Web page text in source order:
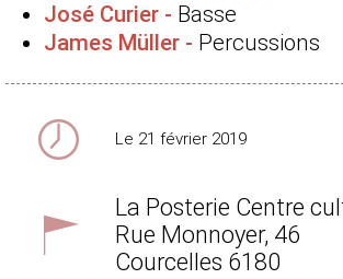
José Curier - Basse
James Müller - Percussions
Le 21 février 2019
La Posterie Centre
Rue Monnoyer, 46
Courcelles 6180